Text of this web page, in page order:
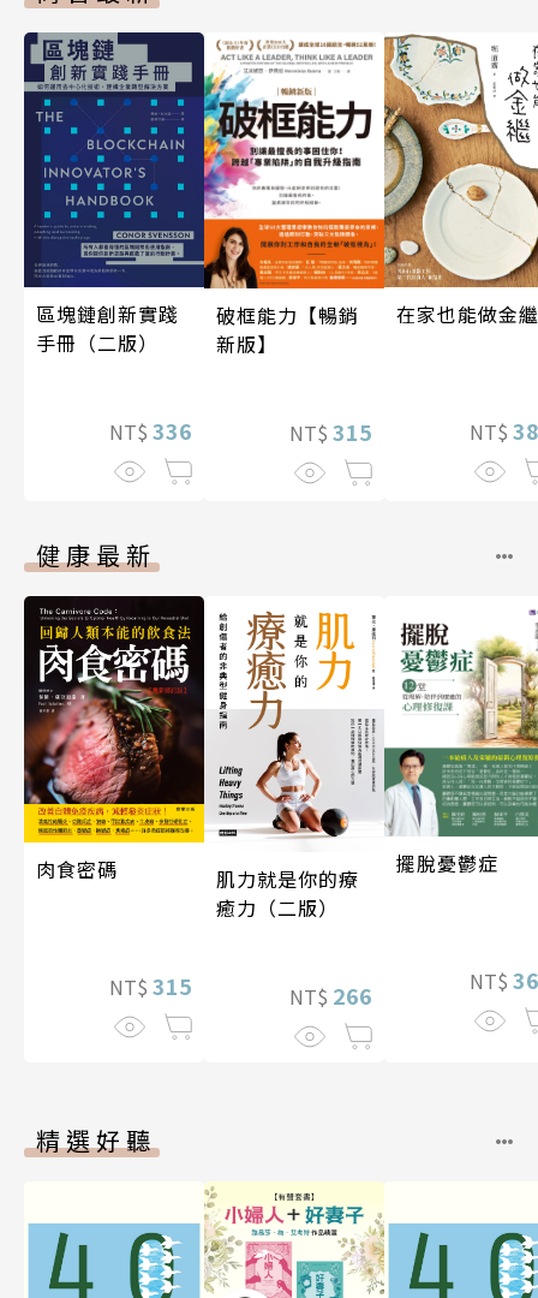
區塊鏈創新實踐
手冊（二版）
NT$ 336
破框能力【暢銷
新版】
NT$ 315
在家也能做金繼
NT$
健康最新
肉食密碼
NT$ 315
肌力就是你的療
癒力（二版）
NT$ 266
擺脫憂鬱症
NT$
精選好聽